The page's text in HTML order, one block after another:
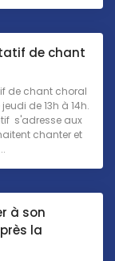
de chant
de chant choral
de 13h à 14h.
s'adresse aux
chanter et
à son
la